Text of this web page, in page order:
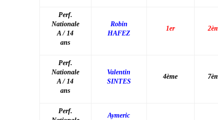
Perf.
Nationale
A / 14
ans
Robin
HAFEZ
1er
Perf.
Nationale
A / 14
ans
Valentin
SINTES
4ème
Perf.
Aymeric